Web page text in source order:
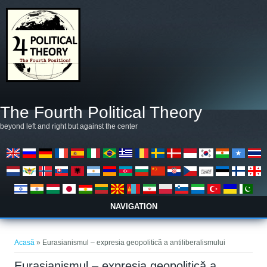
The Fourth Political Theory
beyond left and right but against the center
NAVIGATION
Acasă » Eurasianismul – expresia geopolitică a antiliberalismului